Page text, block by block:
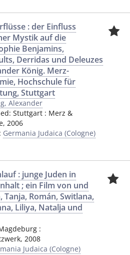
: der Einfluss
Mystik auf die
Benjamins,
Derridas und Deleuzes
König. Merz-
Hochschule für
Stuttgart
Alexander
Stuttgart: Merz &
, 2006
Germania Judaica (Cologne)
: junge Juden in
; ein Film von und
Tanja, Román, Switlana,
Liliya, Natalja und
:
, 2008
Judaica (Cologne)